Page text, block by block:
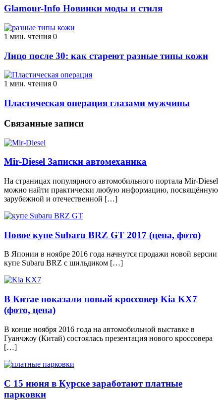
Glamour-Info Новинки моды и стиля
1 мин. чтения 0
Лицо после 30: как стареют разные типы кожи
1 мин. чтения 0
Пластическая операция глазами мужчины
Связанные записи
Mir-Diesel Записки автомеханика
На страницах популярного автомобильного портала Mir-Diesel
можно найти практически любую информацию, посвящённую
зарубежной и отечественной […]
Новое купе Subaru BRZ GT 2017 (цена, фото)
В Японии в ноябре 2016 года начнутся продажи новой версии
купе Subaru BRZ с шильдиком […]
В Китае показали новый кроссовер Kia KX7
(фото, цена)
В конце ноября 2016 года на автомобильной выставке в
Гуанчжоу (Китай) состоялась презентация нового кроссовера
[…]
С 15 июня в Курске заработают платные
парковки